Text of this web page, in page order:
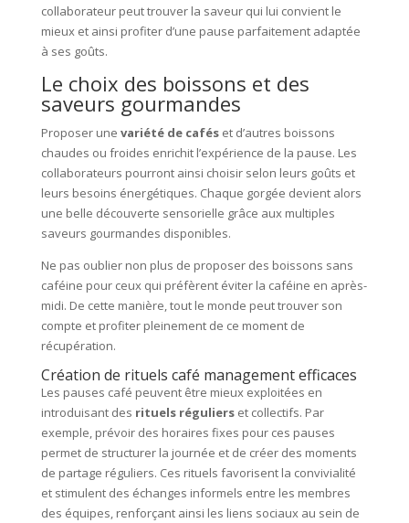
collaborateur peut trouver la saveur qui lui convient le
mieux et ainsi profiter d’une pause parfaitement adaptée
à ses goûts.
Le choix des boissons et des
saveurs gourmandes
Proposer une variété de caféset d’autres boissons
chaudes ou froides enrichit l’expérience de la pause. Les
collaborateurs pourront ainsi choisir selon leurs goûts et
leurs besoins énergétiques. Chaque gorgée devient alors
une belle découverte sensorielle grâce aux multiples
saveurs gourmandes disponibles.
Ne pas oublier non plus de proposer des boissons sans
caféine pour ceux qui préfèrent éviter la caféine en après-
midi. De cette manière, tout le monde peut trouver son
compte et profiter pleinement de ce moment de
récupération.
Création de rituels café management efficaces
Les pauses café peuvent être mieux exploitées en
introduisant des rituels régulierset collectifs. Par
exemple, prévoir des horaires fixes pour ces pauses
permet de structurer la journée et de créer des moments
de partage réguliers. Ces rituels favorisent la convivialité
et stimulent des échanges informels entre les membres
des équipes, renforçant ainsi les liens sociaux au sein de